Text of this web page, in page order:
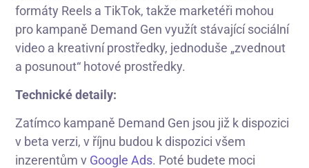
formáty Reels a TikTok, takže marketéři mohou
pro kampaně Demand Gen využít stávající sociální
video a kreativní prostředky, jednoduše „zvednout
a posunout“ hotové prostředky.
Technické detaily:
Zatímco kampaně Demand Gen jsou již k dispozici
v beta verzi, v říjnu budou k dispozici všem
inzerentům v Google Ads. Poté budete moci